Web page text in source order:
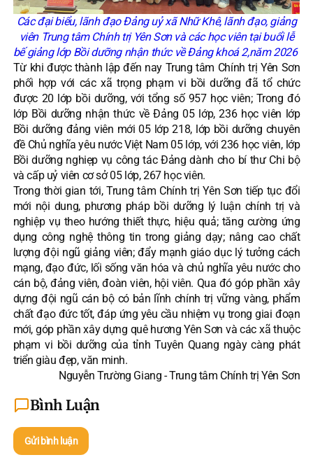
Các đại biểu, lãnh đạo Đảng uỷ xã Nhữ Khê, lãnh đạo, giảng
viên Trung tâm Chính trị Yên Sơn và các học viên tại buổi lễ
bế giảng lớp Bồi dưỡng nhận thức về Đảng khoá 2,năm 2026
Từ khi được thành lập đến nay Trung tâm Chính trị Yên Sơn
phối hợp với các xã trọng phạm vi bồi dưỡng đã tổ chức
được 20 lớp bồi dưỡng, với tổng số 957 học viên; Trong đó
lớp Bồi dưỡng nhận thức về Đảng 05 lớp, 236 học viên lớp
Bồi dưỡng đảng viên mới 05 lớp 218, lớp bồi dưỡng chuyên
đề Chủ nghĩa yêu nước Việt Nam 05 lớp, với 236 học viên, lớp
Bồi dưỡng nghiẹp vụ công tác Đảng dành cho bí thư Chi bộ
và cấp uỷ viên cơ sở 05 lớp, 267 học viên.
Trong thời gian tới, Trung tâm Chính trị Yên Sơn tiếp tục đổi
mới nội dung, phương pháp bồi dưỡng lý luận chính trị và
nghiệp vụ theo hướng thiết thực, hiệu quả; tăng cường ứng
dụng công nghệ thông tin trong giảng dạy; nâng cao chất
lượng đội ngũ giảng viên; đẩy mạnh giáo dục lý tưởng cách
mạng, đạo đức, lối sống văn hóa và chủ nghĩa yêu nước cho
cán bộ, đảng viên, đoàn viên, hội viên. Qua đó góp phần xây
dựng đội ngũ cán bộ có bản lĩnh chính trị vững vàng, phẩm
chất đạo đức tốt, đáp ứng yêu cầu nhiệm vụ trong giai đoạn
mới, góp phần xây dựng quê hương Yên Sơn và các xã thuộc
phạm vi bồi dưỡng của tỉnh Tuyên Quang ngày càng phát
triển giàu đẹp, văn minh.
Nguyễn Trường Giang - Trung tâm Chính trị Yên Sơn
Bình Luận
Gửi bình luận